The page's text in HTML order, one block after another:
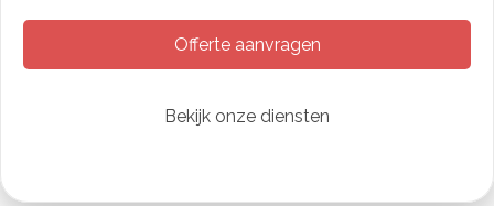
Offerte aanvragen
Bekijk onze diensten